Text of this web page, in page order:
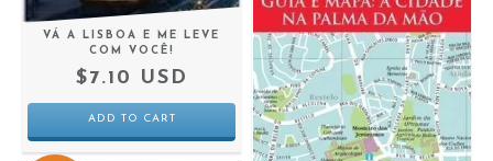
VÁ A LISBOA E ME LEVE
COM VOCÊ!
$7.10 USD